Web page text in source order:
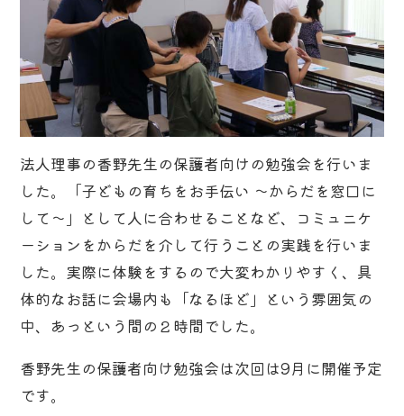
法人理事の香野先生の保護者向けの勉強会を行いま
した。「子どもの育ちをお手伝い ～からだを窓口に
して～」として人に合わせることなど、コミュニケ
ーションをからだを介して行うことの実践を行いま
した。実際に体験をするので大変わかりやすく、具
体的なお話に会場内も「なるほど」という雰囲気の
中、あっという間の２時間でした。
香野先生の保護者向け勉強会は次回は9月に開催予定
です。